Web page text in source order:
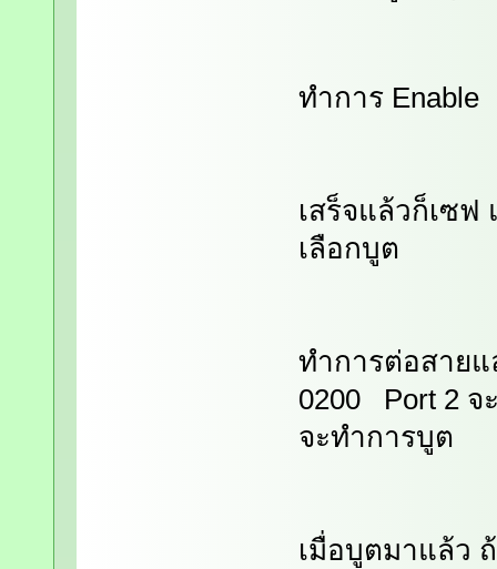
ทำการ Enable
เสร็จแล้วก็เซฟ
เลือกบูต
ทำการต่อสายแ
0200 Port 2 จ
จะทำการบูต
เมื่อบูตมาแล้ว